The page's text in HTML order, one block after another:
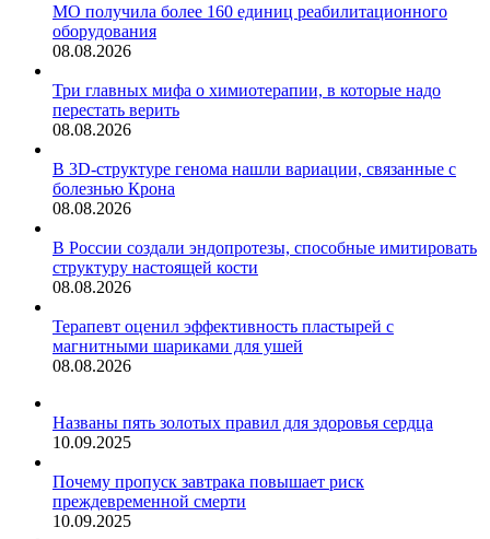
МО получила более 160 единиц реабилитационного
оборудования
08.08.2026
Три главных мифа о химиотерапии, в которые надо
перестать верить
08.08.2026
В 3D-структуре генома нашли вариации, связанные с
болезнью Крона
08.08.2026
В России создали эндопротезы, способные имитировать
структуру настоящей кости
08.08.2026
Терапевт оценил эффективность пластырей с
магнитными шариками для ушей
08.08.2026
Названы пять золотых правил для здоровья сердца
10.09.2025
Почему пропуск завтрака повышает риск
преждевременной смерти
10.09.2025